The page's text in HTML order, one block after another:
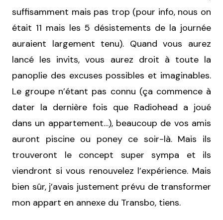
suffisamment mais pas trop (pour info, nous on
était 11 mais les 5 désistements de la journée
auraient largement tenu). Quand vous aurez
lancé les invits, vous aurez droit à toute la
panoplie des excuses possibles et imaginables.
Le groupe n’étant pas connu (ça commence à
dater la dernière fois que Radiohead a joué
dans un appartement…), beaucoup de vos amis
auront piscine ou poney ce soir-là. Mais ils
trouveront le concept super sympa et ils
viendront si vous renouvelez l’expérience. Mais
bien sûr, j’avais justement prévu de transformer
mon appart en annexe du Transbo, tiens.